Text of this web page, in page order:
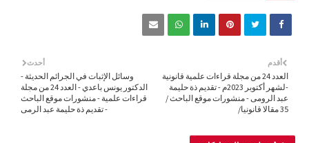
أحدث
وسائل الإثبات في الجرائم الحديثة -
الدكتور يونس باعدي - العدد 24 من مجلة
قراءات علمية - منشورات موقع الباحث
- تقديم ذة حليمة عبد الرمى
أقدم
العدد 24 من مجلة قراءات علمية قانونية
-لشهر أكتوبر 2023م - تقديم ذة حليمة
عبد الرومى - منشورات موقع الباحث /
35 مقالا قانونيا/